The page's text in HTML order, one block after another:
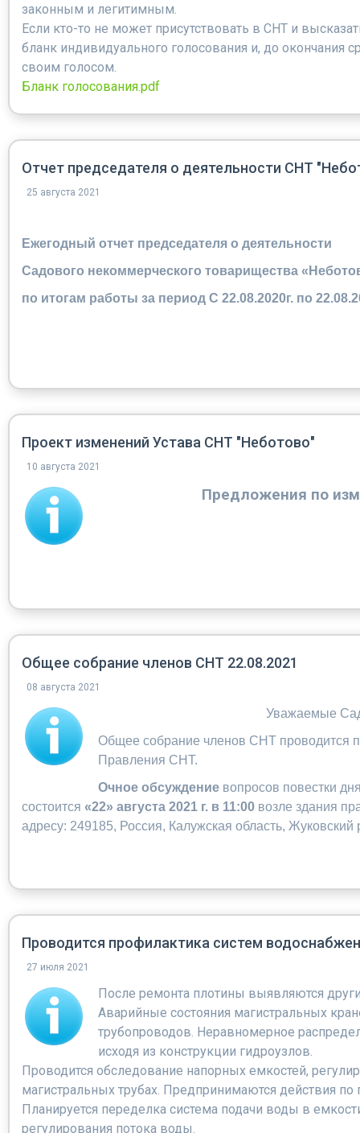
законным и легитимным.
Если кто-то не может присутствовать в СНТ и
бланк индивидуального голосования и, до окончания
своим голосом.
Бланк голосования.pdf
Отчет председателя о деятельности СНТ
25 августа 2021
Ежегодный отчет председателя о деятельности
Садового некоммерческого товарищества
по итогам работы за период С 22.08.2020г. по
Проект изменений Устава СНТ "Неботово"
10 августа 2021
Предложения по
Общее собрание членов СНТ 22.08.2021
08 августа 2021
Уважаемые
Общее собрание членов СНТ проводится
Правления СНТ.
Очное обсуждение вопросов повестки
состоится «22» августа 2021 г. в 11:00 возле здания
адресу: 249185, Россия, Калужская область,
Проводится профилактика систем
27 июля 2021
После ремонта плотины выявляются
Аварийные состояния магистральных
трубопроводов. Неравномерное
исходя из конструкции гидроузлов.
Проводится обследование напорных емкостей,
магистральных трубах. Предпринимаются действия по
Планируется переделка система подачи воды в
регулирования потока воды.